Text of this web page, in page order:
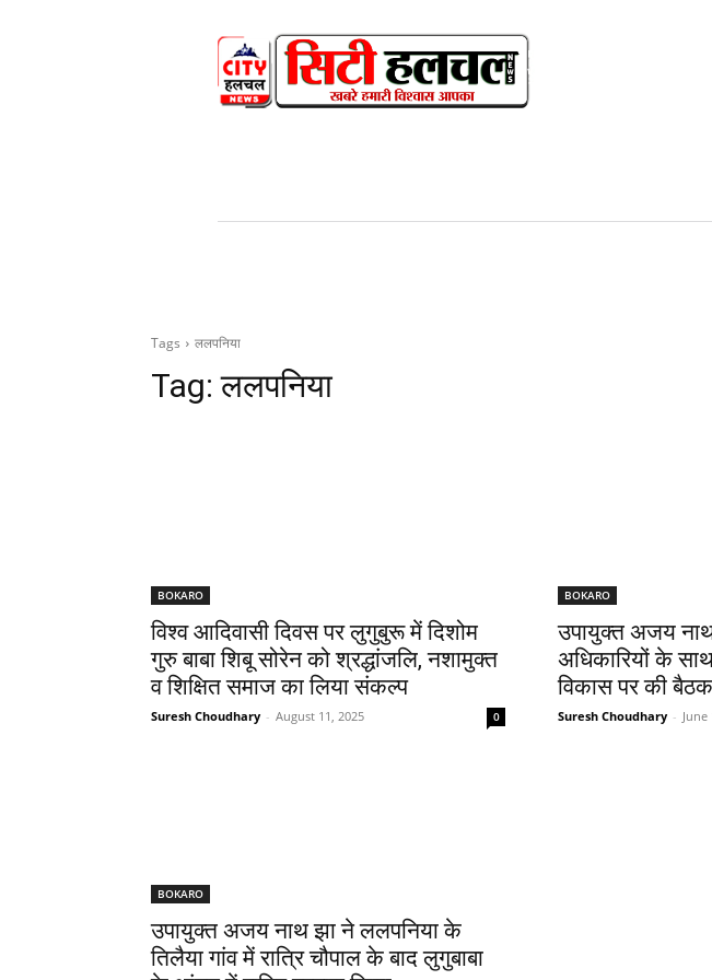
Tags ललपनिया
Tag:ललपनिया
BOKARO
विश्व आदिवासी दिवस पर लुगुबुरू में दिशोम
गुरु बाबा शिबू सोरेन को श्रद्धांजलि, नशामुक्त
व शिक्षित समाज का लिया संकल्प
Suresh Choudhary - August 11, 2025 0
BOKARO
उपायुक्त अजय
अधिकारियों के
विकास पर की बैठक
Suresh Choudhary - June
BOKARO
उपायुक्त अजय नाथ झा ने ललपनिया के
तिलैया गांव में रात्रि चौपाल के बाद लुगुबाबा